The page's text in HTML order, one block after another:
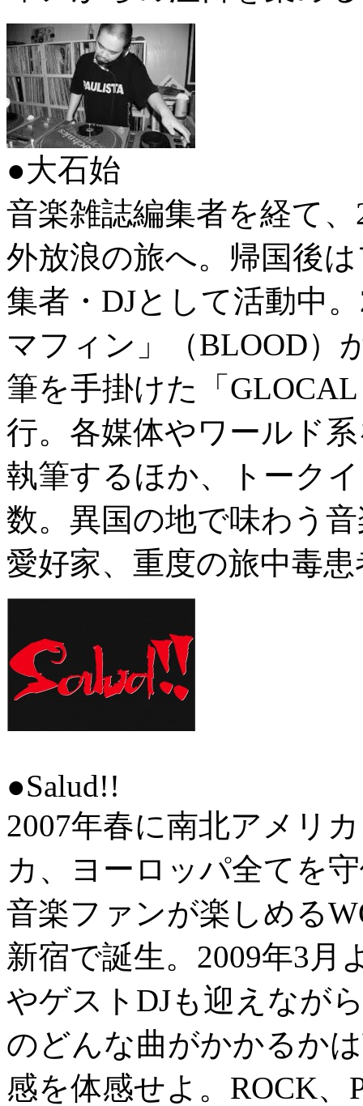
●大石始
音楽雑誌編集者を経て
外放浪の旅へ。帰国後
集者・DJとして活動中
マフィン」（BLOOD）
筆を手掛けた「
行。各媒体やワールド
執筆するほか、トーク
数。異国の地で味わう
愛好家、重度の旅中毒患
●Salud!!
2007年春に南北アメリ
カ、ヨーロッパ全てを
音楽ファンが楽しめる
新宿で誕生。2009年3月
やゲストDJも迎えなが
のどんな曲がかかるか
感を体感せよ。ROCK